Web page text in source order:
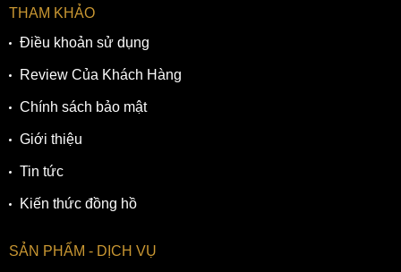
THAM KHẢO
Điều khoản sử dụng
Review Của Khách Hàng
Chính sách bảo mật
Giới thiệu
Tin tức
Kiến thức đồng hồ
SẢN PHẨM - DỊCH VỤ